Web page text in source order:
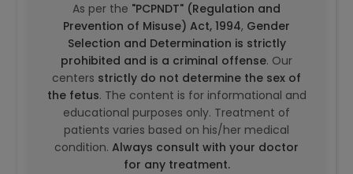
As per the "PCPNDT" (Regulation and
Prevention of Misuse) Act, 1994, Gender
Selection and Determination is strictly
prohibited and is a criminal offense. Our
centers strictly do not determine the sex of
the fetus. The content is for informational and
educational purposes only. Treatment of
patients varies based on his/her medical
condition. Always consult with your doctor
for any treatment.